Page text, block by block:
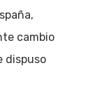
cambio
dispuso